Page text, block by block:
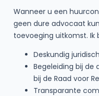
Wanneer u een
geen dure advocaat
toevoeging uitkomst. Ik
Deskundig
Begeleiding bij de
bij de Raad voor
Transparante